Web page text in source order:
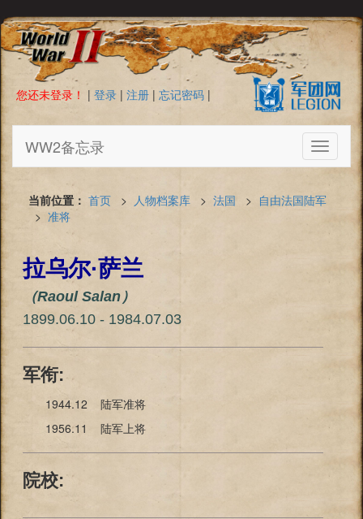
您还未登录！ | 登录 | 注册 | 忘记密码 |
Toggle
WW2备忘录
当前位置： 首页 > 人物档案库 > 法国 > 自由法国陆军
> 准将
拉乌尔·萨兰
（Raoul Salan）
1899.06.10 - 1984.07.03
军衔:
1944.12 陆军准将
1956.11 陆军上将
院校: